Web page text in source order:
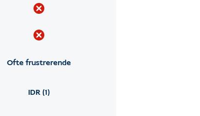
Ofte frustrerende
IDR (1)